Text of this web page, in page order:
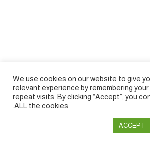
Français
&Terms of
We use cookies on our website to give
relevant experience by remembering
repeat visits. By clicking “Accept”, you
ALL the cookies.
ACCEPT